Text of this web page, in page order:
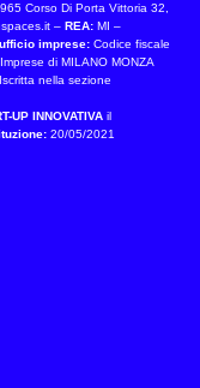
Corso Di Porta Vittoria 32,
–REA: MI –
imprese:Codice fiscale
di MILANO MONZA
nella sezione
UP INNOVATIVA il
20/05/2021